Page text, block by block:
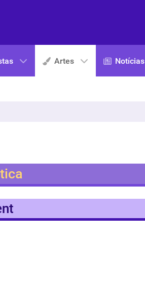
Artes Notícias